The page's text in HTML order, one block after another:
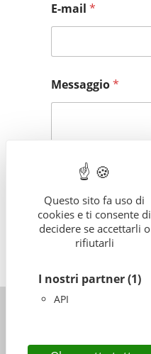
Questo sito fa uso di
cookies e ti consente di
decidere se accettarli o
rifiutarli
I nostri partner(1)
API
E-mail *
Messaggio*
INVIARE